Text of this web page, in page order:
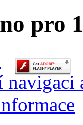
pro